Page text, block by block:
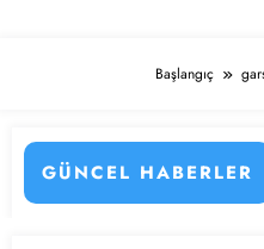
Başlangıç
GÜNCEL HABERLER
DetaylarıPersonel Alımı